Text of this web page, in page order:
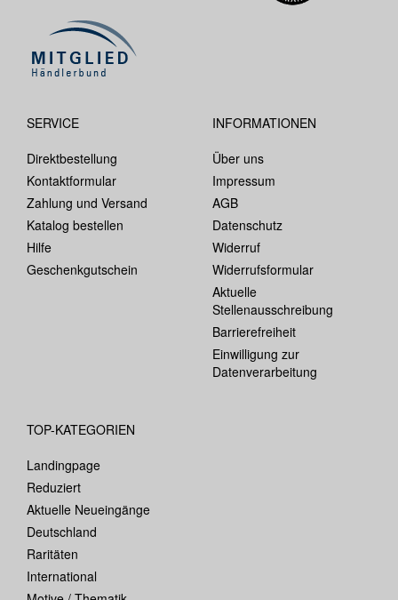
SERVICE
Direktbestellung
Kontaktformular
Zahlung und Versand
Katalog bestellen
Hilfe
Geschenkgutschein
INFORMATIONEN
Über uns
Impressum
AGB
Datenschutz
Widerruf
Widerrufsformular
Aktuelle
Stellenausschreibung
Barrierefreiheit
Einwilligung zur
Datenverarbeitung
TOP-KATEGORIEN
Landingpage
Reduziert
Aktuelle Neueingänge
Deutschland
Raritäten
International